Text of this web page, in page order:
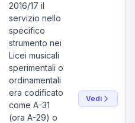
2016/17 il
servizio nello
specifico
strumento nei
Licei musicali
sperimentali o
ordinamentali
era codificato
come A-31
(ora A-29) o
Vedi